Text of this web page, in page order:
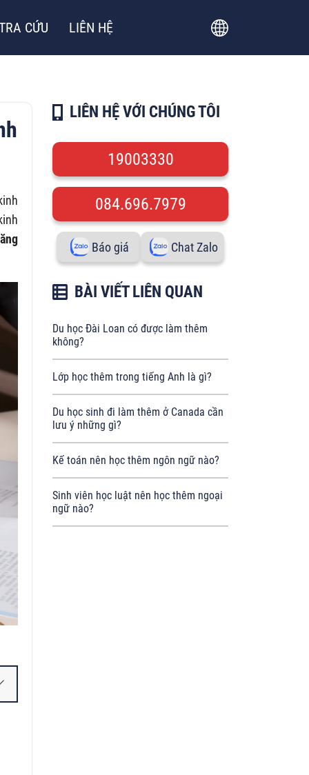
CỨU LIÊN HỆ
LIÊN HỆ VỚI CHÚNG TÔI
19003330
084.696.7979
Báo giá Chat Zalo
BÀI VIẾT LIÊN QUAN
Du học Đài Loan có được làm thêm
không?
Lớp học thêm trong tiếng Anh là gì?
Du học sinh đi làm thêm ở Canada cần
lưu ý những gì?
Kế toán nên học thêm ngôn ngữ nào?
Sinh viên học luật nên học thêm ngoại
ngữ nào?